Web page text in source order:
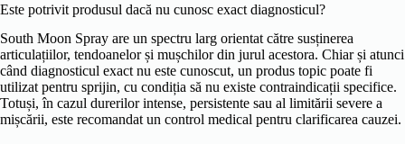
Este potrivit produsul dacă nu cunosc exact diagnosticul?
South Moon Spray are un spectru larg orientat către susținerea
articulațiilor, tendoanelor și mușchilor din jurul acestora. Chiar și atunci
când diagnosticul exact nu este cunoscut, un produs topic poate fi
utilizat pentru sprijin, cu condiția să nu existe contraindicații specifice.
Totuși, în cazul durerilor intense, persistente sau al limitării severe a
mișcării, este recomandat un control medical pentru clarificarea cauzei.